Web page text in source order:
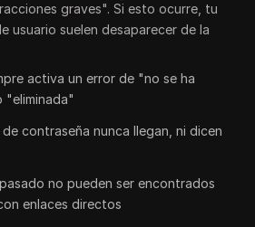
graves". Si esto ocurre, tu
usuario suelen desaparecer de la
activa un error de "no se ha
contraseña nunca llegan, ni dicen
no pueden ser encontrados
enlaces directos